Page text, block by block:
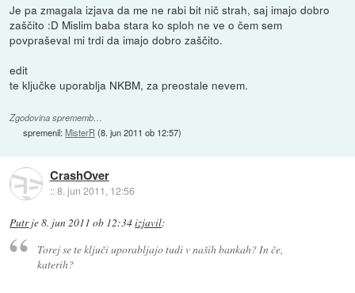
Je pa zmagala izjava da me ne rabi bit nič strah, saj imajo dobro
zaščito :D Mislim baba stara ko sploh ne ve o čem sem
povpraševal mi trdi da imajo dobro zaščito.
edit
te ključke uporablja NKBM, za preostale nevem.
Zgodovina sprememb…
spremenil:MisterR (8. jun 2011 ob 12:57)
CrashOver
::8. jun 2011, 12:56
Putrje8. jun 2011 ob 12:34izjavil:
Torej se te ključi uporabljajo tudi v naših bankah? In če,
katerih?